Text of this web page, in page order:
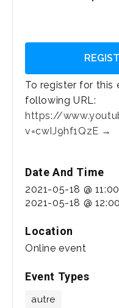
To register for this
following URL:
https://
v=cwIJ9hf1QzE →
Date And Time
2021-05-18 @
2021-05-18 @ 12:00
Location
Online event
Event Types
autre